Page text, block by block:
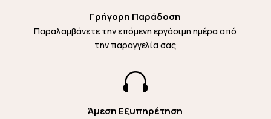
Γρήγορη Παράδοση
Παραλαμβάνετε την επόμενη εργάσιμη ημέρα από
την παραγγελία σας

Άμεση Εξυπηρέτηση